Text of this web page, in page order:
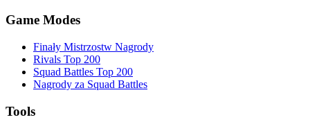
Game Modes
Finały Mistrzostw Nagrody
Rivals Top 200
Squad Battles Top 200
Nagrody za Squad Battles
Tools